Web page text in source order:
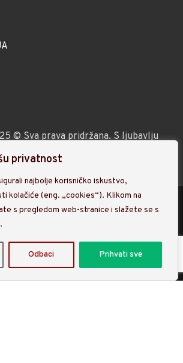
privatnost
najbolje korisničko iskustvo,
kolačiće (eng. „cookies“). Klikom na
s pregledom web-stranice i slažete se s
Odbaci Prihvati sve
© Sva prava pridržana. S ljubavlju
na solipapar.com
priča i akcija! Prijavite se na naš
u novostima, savjetima za kuhanje te
pogodnostima.